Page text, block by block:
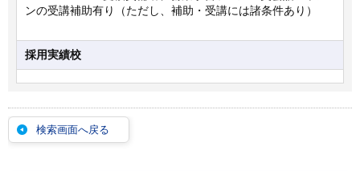
ンの受講補助有り（ただし、補助・受講には諸条件あり）
採用実績校
検索画面へ戻る